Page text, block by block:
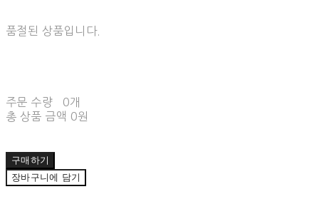
품절된 상품입니다.
주문 수량
0개
총 상품 금액 0원
구매하기
장바구니에 담기